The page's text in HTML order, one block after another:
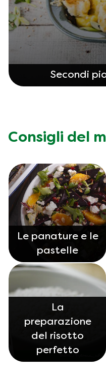
Secondi
Consigli del
Le panature e le
pastelle
La
preparazione
del risotto
perfetto